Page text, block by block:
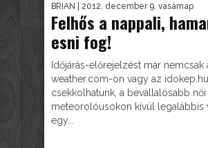
BRIAN | 2012. december 9. vasárnap
Felhős a nappali,
esni fog!
Időjárás-előrejelzést már nemcsak
weather.com-on vagy az
csekkolhatunk, a bevállalósabb női
meteorolóusokon kívül legalábbis
egy...